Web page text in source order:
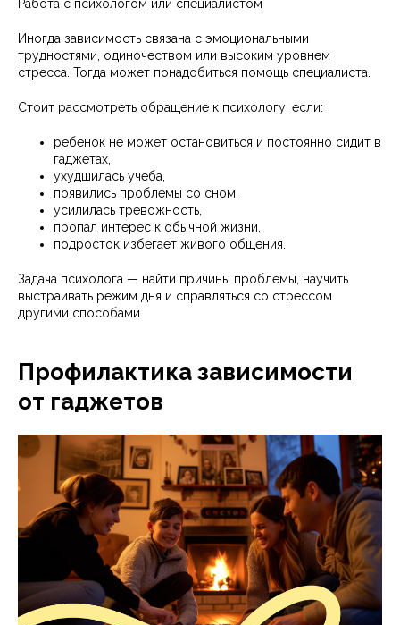
Работа с психологом или специалистом
Иногда зависимость связана с эмоциональными
трудностями, одиночеством или высоким уровнем
стресса. Тогда может понадобиться помощь специалиста.
Стоит рассмотреть обращение к психологу, если:
ребенок не может остановиться и постоянно сидит в
гаджетах,
ухудшилась учеба,
появились проблемы со сном,
усилилась тревожность,
пропал интерес к обычной жизни,
подросток избегает живого общения.
Задача психолога — найти причины проблемы, научить
выстраивать режим дня и справляться со стрессом
другими способами.
Профилактика зависимости
от гаджетов